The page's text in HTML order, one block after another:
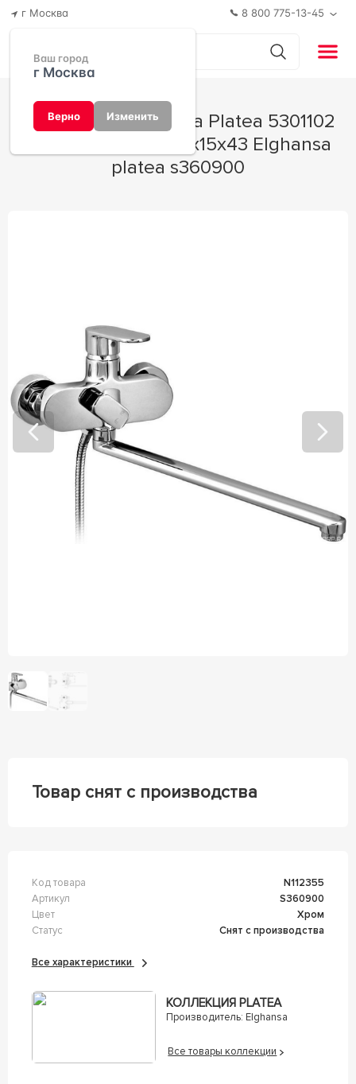
г Москва
Ваш город
г Москва
Верно Изменить
8 800 775-13-45
универсальный 21x15x43 Elghansa
platea s360900
Товар снят с производства
Код товара
n112355
Артикул
s360900
Цвет
Хром
Статус
Снят с производства
Все характеристики
КОЛЛЕКЦИЯ PLATEA
Производитель: Elghansa
Все товары коллекции